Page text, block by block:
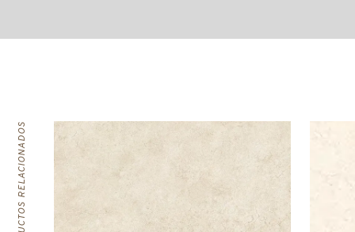
PRODUCTOS RELACIONADOS